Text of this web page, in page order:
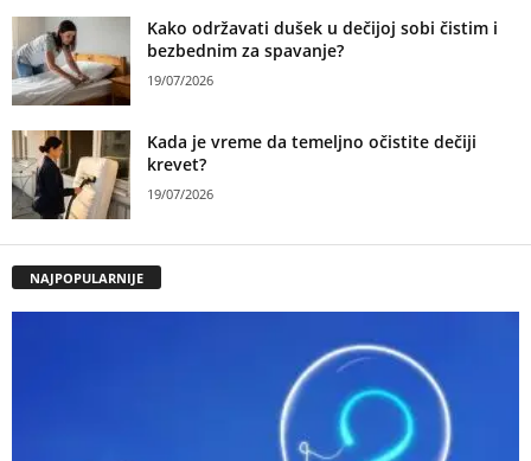
Kako održavati dušek u dečijoj sobi čistim i
bezbednim za spavanje?
19/07/2026
Kada je vreme da temeljno očistite dečiji
krevet?
19/07/2026
NAJPOPULARNIJE